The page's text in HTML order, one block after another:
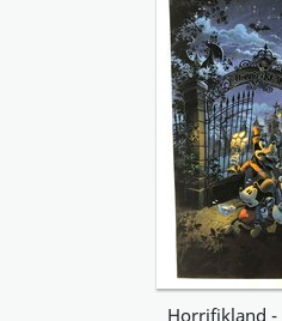
Horrifikland -